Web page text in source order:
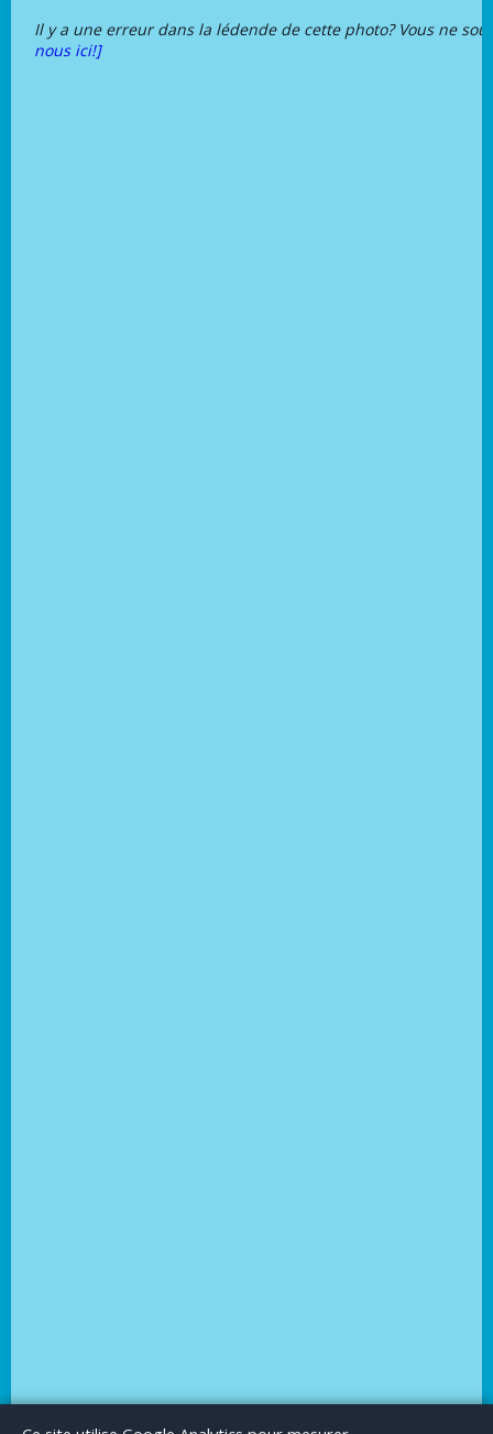
Il y a une erreur dans la lédende de cette photo? Vous ne
nous ici!]